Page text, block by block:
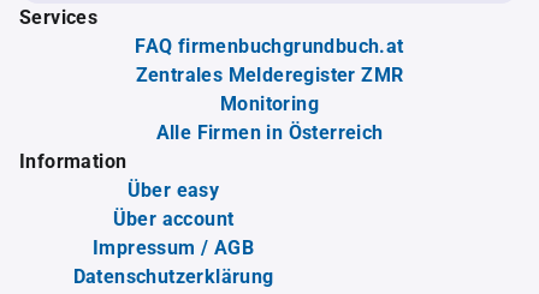
Services
FAQ firmenbuchgrundbuch.at
Zentrales Melderegister ZMR
Monitoring
Alle Firmen in Österreich
Information
Über easy
Über account
Impressum / AGB
Datenschutzerklärung